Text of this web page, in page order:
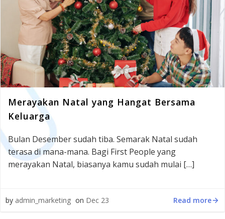
Merayakan Natal yang Hangat Bersama
Keluarga
Bulan Desember sudah tiba. Semarak Natal sudah
terasa di mana-mana. Bagi First People yang
merayakan Natal, biasanya kamu sudah mulai […]
by admin_marketing on Dec 23 Read more